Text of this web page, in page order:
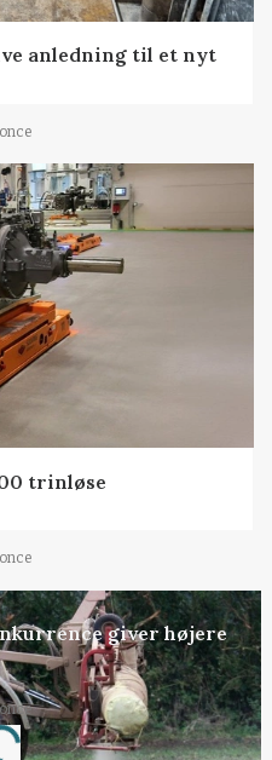
anledning til et nyt
trinløse
giver højere